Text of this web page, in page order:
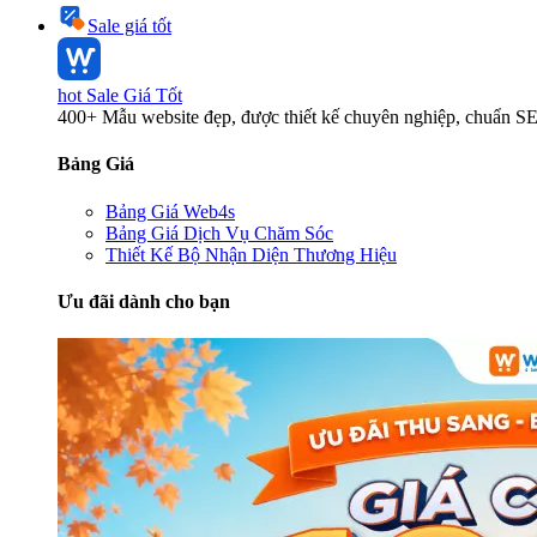
Sale giá tốt
hot Sale Giá Tốt
400+ Mẫu website đẹp, được thiết kế chuyên nghiệp, chuẩn
Bảng Giá
Bảng Giá Web4s
Bảng Giá Dịch Vụ Chăm Sóc
Thiết Kế Bộ Nhận Diện Thương Hiệu
Ưu đãi dành cho bạn